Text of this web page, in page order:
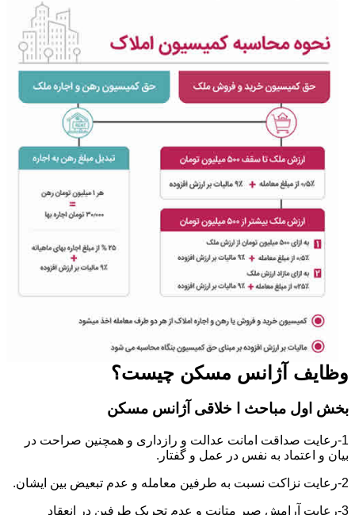
وظایف آژانس مسکن چیست؟
بخش اول مباحث ا خلاقی آژانس مسکن
1-رعایت صداقت امانت عدالت و رازداری و همچنین صراحت در
بیان و اعتماد به نفس در عمل و گفتار.
2-رعایت نزاکت نسبت به طرفین معامله و عدم تبعیض بین ایشان.
3-رعایت آرامش صبر متانت و عدم تحریک طرفین در انعقاد